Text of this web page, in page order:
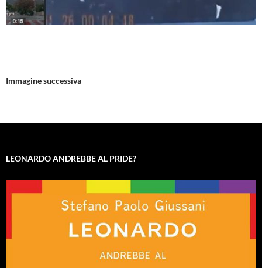
Immagine successiva
LEONARDO ANDREBBE AL PRIDE?